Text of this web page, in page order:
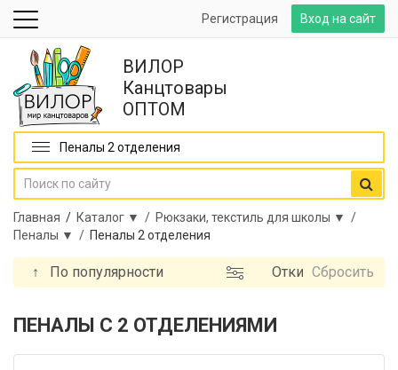
Вход на сайт
Регистрация
ВИЛОР
Канцтовары
ОПТОМ
Пеналы 2 отделения
Главная / Каталог ▼ / Рюкзаки, текстиль для школы ▼ /
Пеналы ▼ / Пеналы 2 отделения
↑ По популярности
Откидная
Бренд
Сбросить
ПЕНАЛЫ С 2 ОТДЕЛЕНИЯМИ